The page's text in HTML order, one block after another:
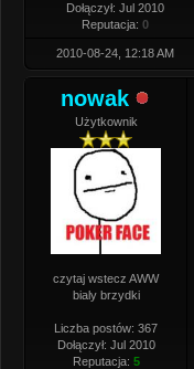
Dołączył: Jul 2010
Reputacja: 0
2010-08-24, 12:18 AM
nowak
Użytkownik
czytaj wstecz AWW
bialy brzydki
Liczba postów: 367
Dołączył: Jul 2010
Reputacja: 5